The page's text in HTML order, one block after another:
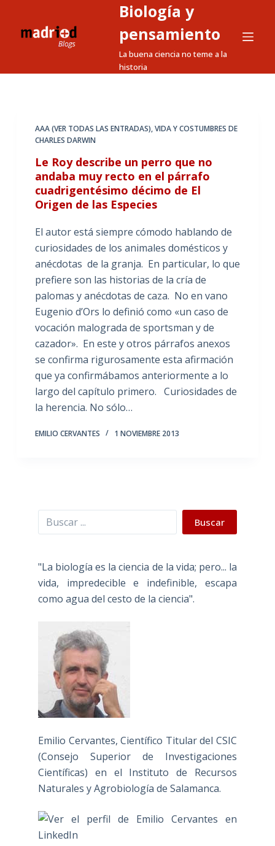
a
Biología y
pensamiento
La buena ciencia no teme a la
historia
AAA (VER TODAS LAS ENTRADAS),VIDA Y COSTUMBRES DE
CHARLES DARWIN
Le Roy describe un perro que no
andaba muy recto en el párrafo
cuadrigentésimo décimo de El
Origen de las Especies
El autor está siempre cómodo hablando de
curiosidades de los animales domésticos y
anécdotas de la granja. En particular, lo que
prefiere son las historias de la cría de
palomas y anécdotas de caza. No en vano
Eugenio d’Ors lo definió como «un caso de
vocación malograda de sportsman y de
cazador». En este y otros párrafos anexos
se confirma rigurosamente esta afirmación
que ya confirmábamos anteriormente a lo
largo del capítulo primero. Curiosidades de
la herencia. No sólo…
EMILIO CERVANTES 1 NOVIEMBRE 2013
Buscar Buscar
"La biología es la ciencia de la vida; pero... la
vida, impredecible e indefinible, escapa
como agua del cesto de la ciencia".
Emilio Cervantes, Científico Titular del CSIC
(Consejo Superior de Investigaciones
Científicas) en el Instituto de Recursos
Naturales y Agrobiología de Salamanca.